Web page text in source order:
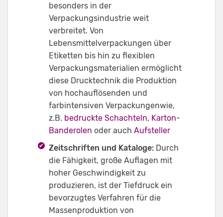
besonders in der
Verpackungsindustrie weit
verbreitet. Von
Lebensmittelverpackungen über
Etiketten bis hin zu flexiblen
Verpackungsmaterialien ermöglicht
diese Drucktechnik die Produktion
von hochauflösenden und
farbintensiven Verpackungenwie,
z.B. bedruckte Schachteln, Karton-
Banderolen oder auch Aufsteller
Zeitschriften und Kataloge: Durch
die Fähigkeit, große Auflagen mit
hoher Geschwindigkeit zu
produzieren, ist der Tiefdruck ein
bevorzugtes Verfahren für die
Massenproduktion von